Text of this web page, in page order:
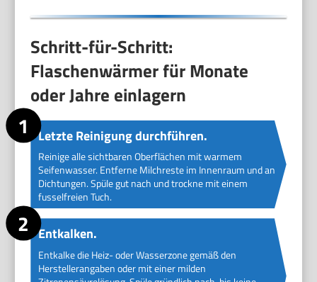
Schritt-für-Schritt:
Flaschenwärmer für Monate
oder Jahre einlagern
Letzte Reinigung durchführen.
Reinige alle sichtbaren Oberflächen mit warmem
Seifenwasser. Entferne Milchreste im Innenraum und an
Dichtungen. Spüle gut nach und trockne mit einem
fusselfreien Tuch.
Entkalken.
Entkalke die Heiz- oder Wasserzone gemäß den
Herstellerangaben oder mit einer milden